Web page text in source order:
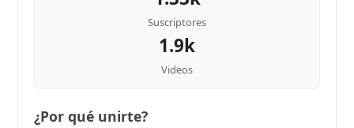
Suscriptores
1.9k
Videos
¿Por qué unirte?